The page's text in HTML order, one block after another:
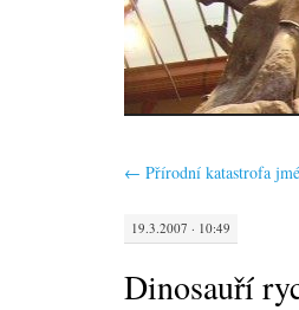
← Přírodní katastrofa
19.3.2007 · 10:49
Dinosauří